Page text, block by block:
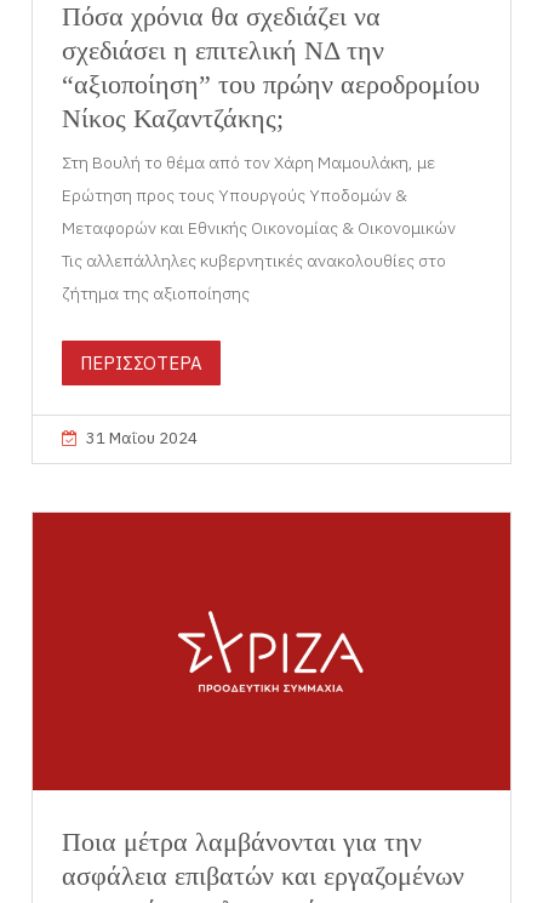
Πόσα χρόνια θα σχεδιάζει να
σχεδιάσει η επιτελική ΝΔ την
“αξιοποίηση” του πρώην αεροδρομίου
Νίκος Καζαντζάκης;
Στη Βουλή το θέμα από τον Χάρη Μαμουλάκη, με
Ερώτηση προς τους Υπουργούς Υποδομών &
Μεταφορών και Εθνικής Οικονομίας & Οικονομικών
Τις αλλεπάλληλες κυβερνητικές ανακολουθίες στο
ζήτημα της αξιοποίησης
ΠΕΡΙΣΣΟΤΕΡΑ
31 Μαΐου 2024
Ποια μέτρα λαμβάνονται για την
ασφάλεια επιβατών και εργαζομένων